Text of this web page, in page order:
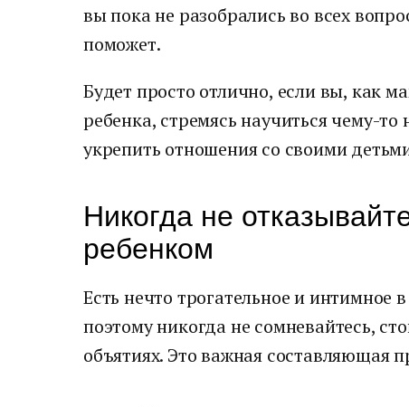
вы пока не разобрались во всех
поможет.
Будет просто отлично, если вы, как
ребенка, стремясь научиться чему-
укрепить отношения со своими
Никогда не
ребенком
Есть нечто трогательное и
поэтому никогда не сомневайтесь,
объятиях. Это важная составляющая